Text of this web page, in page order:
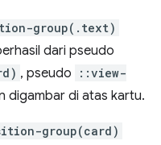
group(.text)
dari pseudo
, pseudo
::view-
digambar di atas kartu.
group(card)